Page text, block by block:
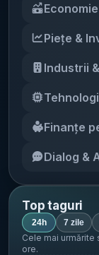
Piețe &
Industrii
Finanțe
Dialog &
Top taguri
24h 7 zile
Cele mai
ore.